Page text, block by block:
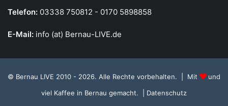
Telefon: 03338 750812 - 0170 5898858
E-Mail: info (at) Bernau-LIVE.de
© Bernau LIVE 2010 - 2026. Alle Rechte vorbehalten. | Mit
und
viel Kaffee in Bernau gemacht.
| Datenschutz